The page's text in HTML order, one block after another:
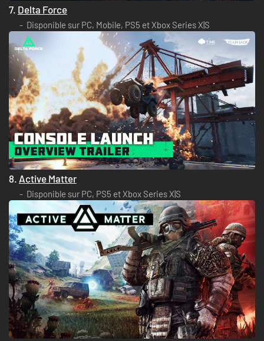
7. Delta Force
Disponible sur PC, Mobile, PS5 et Xbox Series X|S
8. Active Matter
Disponible sur PC, PS5 et Xbox Series X|S